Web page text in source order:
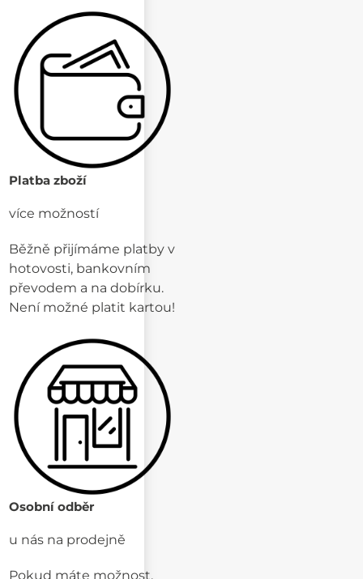
Platba zboží
více možností
Běžně přijímáme platby v
hotovosti, bankovním
převodem a na dobírku.
Není možné platit kartou!
Osobní odběr
u nás na prodejně
Pokud máte možnost,